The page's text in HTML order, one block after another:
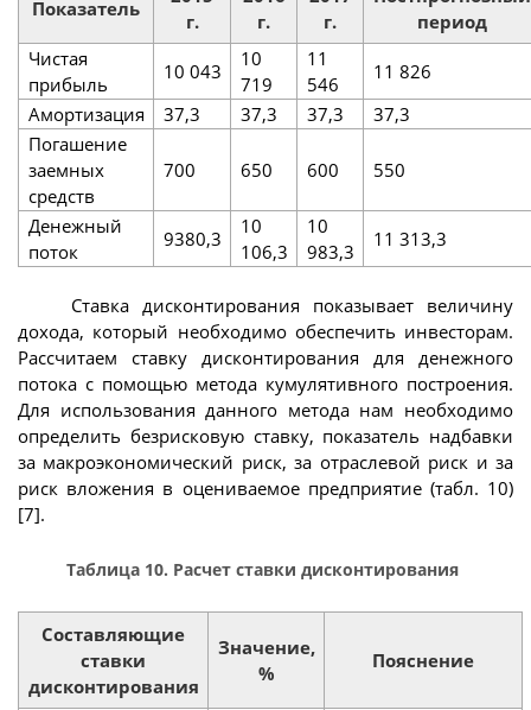
Показатель
г.
г.
г.
период
Чистая
прибыль
10 043
10
719
11
546
11 826
Амортизация
37,3 37,3 37,3
37,3
Погашение
заемных
средств
700 650 600 550
Денежный
поток
9380,3
10
106,3
10
983,3
11 313,3
Ставка дисконтирования показывает величину
дохода, который необходимо обеспечить инвесторам.
Рассчитаем ставку дисконтирования для денежного
потока с помощью метода кумулятивного построения.
Для использования данного метода нам необходимо
определить безрисковую ставку, показатель надбавки
за макроэкономический риск, за отраслевой риск и за
риск вложения в оцениваемое предприятие (табл. 10)
[7].
Таблица 10. Расчет ставки дисконтирования
Составляющие
ставки
дисконтирования
Значение,
%
Пояснение